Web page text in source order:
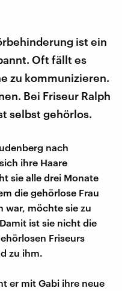
ist ein
Oft fällt es
zu kommunizieren.
Bei Friseur Ralph
selbst gehörlos.
nach
ihre Haare
sie alle drei Monate
die gehörlose Frau
war, möchte sie zu
ist sie nicht die
Friseurs
zu ihm.
er mit Gabi ihre neue